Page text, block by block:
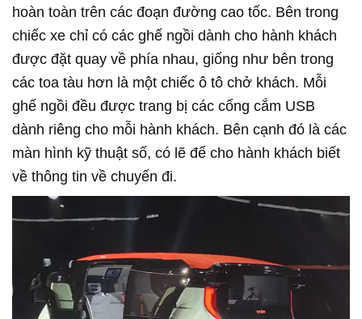
hoàn toàn trên các đoạn đường cao tốc. Bên trong
chiếc xe chỉ có các ghế ngồi dành cho hành khách
được đặt quay về phía nhau, giống như bên trong
các toa tàu hơn là một chiếc ô tô chở khách. Mỗi
ghế ngồi đều được trang bị các cổng cắm USB
dành riêng cho mỗi hành khách. Bên cạnh đó là các
màn hình kỹ thuật số, có lẽ để cho hành khách biết
về thông tin về chuyến đi.